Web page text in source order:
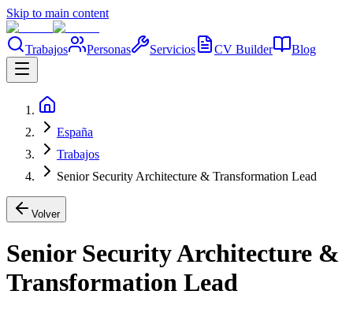
Skip to main content
Trabajos Personas Servicios CV Builder Blog
España
Trabajos
Senior Security Architecture & Transformation Lead
Volver
Senior Security Architecture &
Transformation Lead